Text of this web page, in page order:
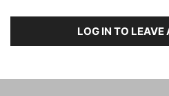
LOG IN TO